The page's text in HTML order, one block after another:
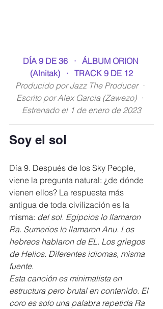
DÍA 9 DE 36   ·   ÁLBUM ORION
(Alnitak)   ·   TRACK 9 DE 12
Producido por Jazz The Producer  ·
Escrito por Alex Garcia (Zawezo)  ·
Estrenado el 1 de enero de 2023
Soy el sol
Día 9. Después de los Sky People,
viene la pregunta natural: ¿de dónde
vienen ellos? La respuesta más
antigua de toda civilización es la
misma: del sol. Egipcios lo llamaron
Ra. Sumerios lo llamaron Anu. Los
hebreos hablaron de EL. Los griegos
de Helios. Diferentes idiomas, misma
fuente.
Esta canción es minimalista en
estructura pero brutal en contenido. El
coro es solo una palabra repetida Ra